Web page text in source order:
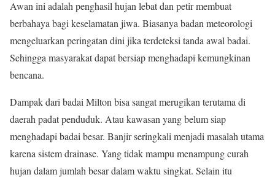
Awan ini adalah penghasil hujan lebat dan petir membuat
berbahaya bagi keselamatan jiwa. Biasanya badan meteorologi
mengeluarkan peringatan dini jika terdeteksi tanda awal badai.
Sehingga masyarakat dapat bersiap menghadapi kemungkinan
bencana.
Dampak dari badai Milton bisa sangat merugikan terutama di
daerah padat penduduk. Atau kawasan yang belum siap
menghadapi badai besar. Banjir seringkali menjadi masalah utama
karena sistem drainase. Yang tidak mampu menampung curah
hujan dalam jumlah besar dalam waktu singkat. Selain itu